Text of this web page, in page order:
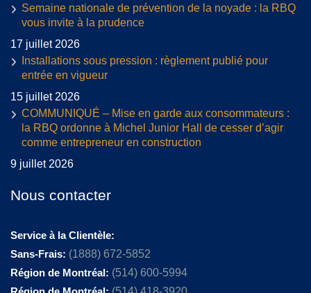
Semaine nationale de prévention de la noyade : la RBQ
vous invite à la prudence
17 juillet 2026
Installations sous pression : règlement publié pour
entrée en vigueur
15 juillet 2026
COMMUNIQUÉ – Mise en garde aux consommateurs :
la RBQ ordonne à Michel Junior Hall de cesser d’agir
comme entrepreneur en construction
9 juillet 2026
Nous contacter
Service à la Clientèle:
Sans-Frais: (1888) 672-5852
Région de Montréal: (514) 600-5994